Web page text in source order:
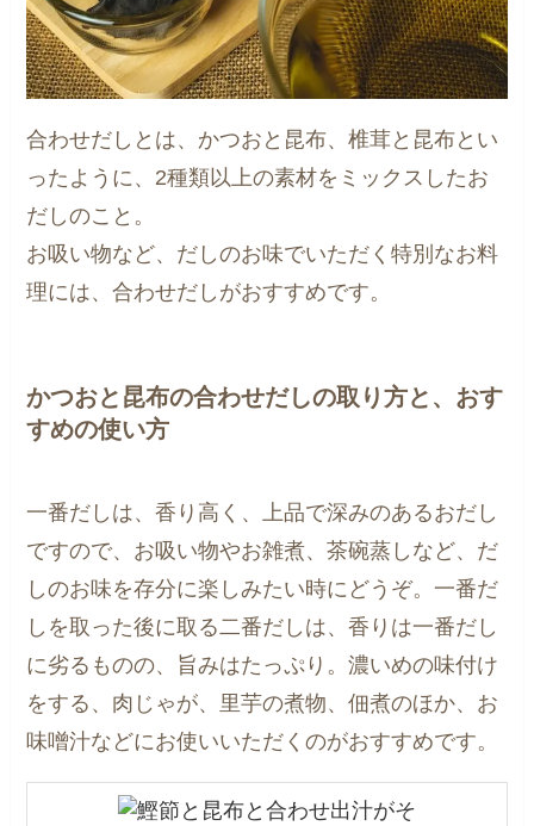
合わせだしとは、かつおと昆布、椎茸と昆布とい
ったように、2種類以上の素材をミックスしたお
だしのこと。
お吸い物など、だしのお味でいただく特別なお料
理には、合わせだしがおすすめです。
かつおと昆布の合わせだしの取り方と、おす
すめの使い方
一番だしは、香り高く、上品で深みのあるおだし
ですので、お吸い物やお雑煮、茶碗蒸しなど、だ
しのお味を存分に楽しみたい時にどうぞ。一番だ
しを取った後に取る二番だしは、香りは一番だし
に劣るものの、旨みはたっぷり。濃いめの味付け
をする、肉じゃが、里芋の煮物、佃煮のほか、お
味噌汁などにお使いいただくのがおすすめです。